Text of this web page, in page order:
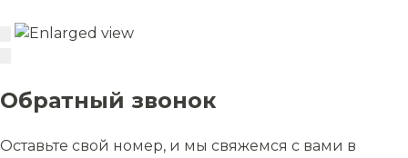
Обратный звонок
Оставьте свой номер, и мы свяжемся с вами в